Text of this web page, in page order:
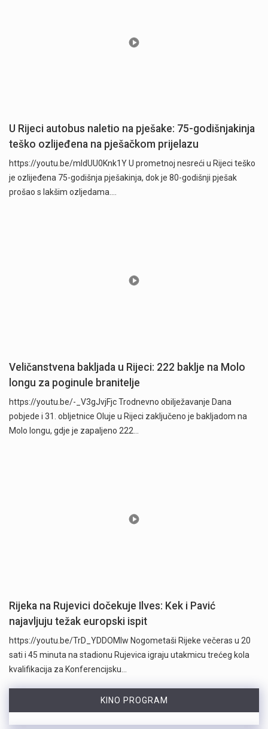
U Rijeci autobus naletio na pješake: 75-godišnjakinja
teško ozlijeđena na pješačkom prijelazu
https://youtu.be/mldUU0Knk1Y U prometnoj nesreći u Rijeci teško
je ozlijeđena 75-godišnja pješakinja, dok je 80-godišnji pješak
prošao s lakšim ozljedama.…
Veličanstvena bakljada u Rijeci: 222 baklje na Molo
longu za poginule branitelje
https://youtu.be/-_V3gJvjFjc Trodnevno obilježavanje Dana
pobjede i 31. obljetnice Oluje u Rijeci zaključeno je bakljadom na
Molo longu, gdje je zapaljeno 222…
Rijeka na Rujevici dočekuje Ilves: Kek i Pavić
najavljuju težak europski ispit
https://youtu.be/TrD_YDDOMIw Nogometaši Rijeke večeras u 20
sati i 45 minuta na stadionu Rujevica igraju utakmicu trećeg kola
kvalifikacija za Konferencijsku…
KINO PROGRAM